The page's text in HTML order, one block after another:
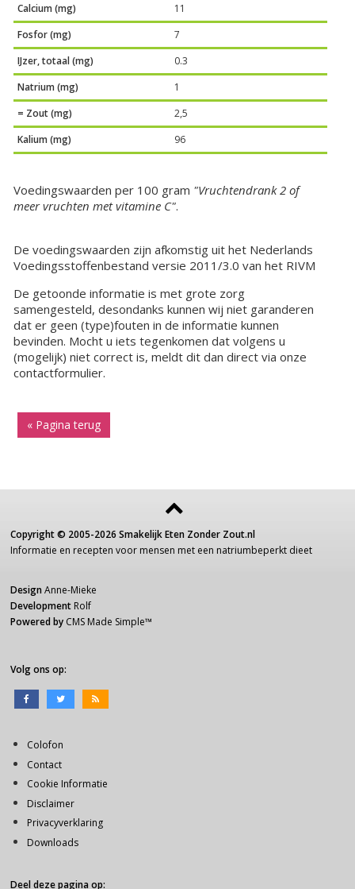
Calcium (mg)
11
Fosfor (mg)
7
IJzer, totaal (mg)
0.3
Natrium (mg)
1
= Zout (mg)
2,5
Kalium (mg)
96
Voedingswaarden per 100 gram "Vruchtendrank 2 of
meer vruchten met vitamine C".
De voedingswaarden zijn afkomstig uit het Nederlands
Voedingsstoffenbestand versie 2011/3.0 van het RIVM
De getoonde informatie is met grote zorg
samengesteld, desondanks kunnen wij niet garanderen
dat er geen (type)fouten in de informatie kunnen
bevinden. Mocht u iets tegenkomen dat volgens u
(mogelijk) niet correct is, meldt dit dan direct via onze
contactformulier.
« Pagina terug
Copyright © 2005-2026 Smakelijk Eten Zonder Zout.nl
Informatie en recepten voor mensen met een natriumbeperkt dieet
Design Anne-Mieke
Development Rolf
Powered by CMS Made Simple™
Volg ons op:
Colofon
Contact
Cookie Informatie
Disclaimer
Privacyverklaring
Downloads
Deel deze pagina op: